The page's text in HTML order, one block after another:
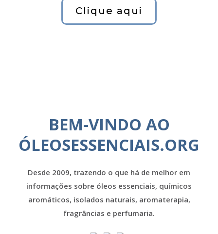
Clique aqui
BEM-VINDO AO
ÓLEOSESSENCIAIS.ORG
Desde 2009, trazendo o que há de melhor em
informações sobre óleos essenciais, químicos
aromáticos, isolados naturais, aromaterapia,
fragrâncias e perfumaria.